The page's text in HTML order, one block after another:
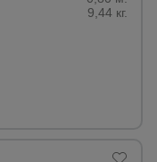
9,44 кг.